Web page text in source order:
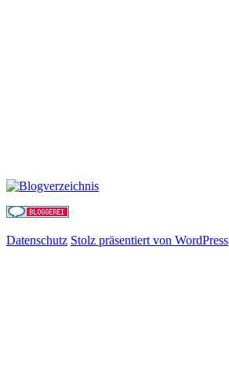
Datenschutz Stolz präsentiert von WordPress